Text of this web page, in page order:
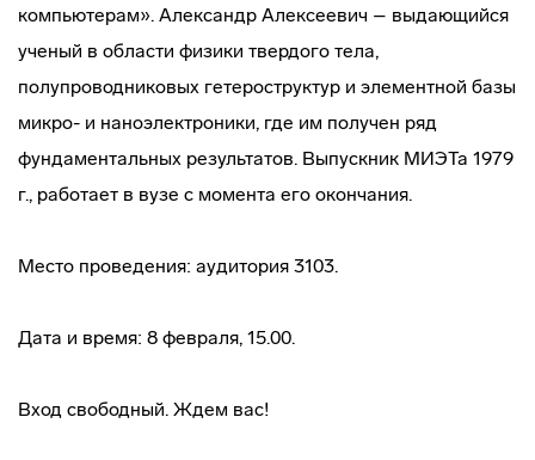
компьютерам». Александр Алексеевич – выдающийся
ученый в области физики твердого тела,
полупроводниковых гетероструктур и элементной базы
микро- и наноэлектроники, где им получен ряд
фундаментальных результатов. Выпускник МИЭТа 1979
г., работает в вузе с момента его окончания.
Место проведения: аудитория 3103.
Дата и время: 8 февраля, 15.00.
Вход свободный. Ждем вас!